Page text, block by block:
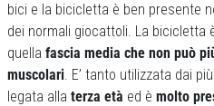
bici e la bicicletta è ben presente
dei normali giocattoli. La bicicletta
quella fascia media che non può
muscolari. E’ tanto utilizzata dai
legata alla terza età ed è molto